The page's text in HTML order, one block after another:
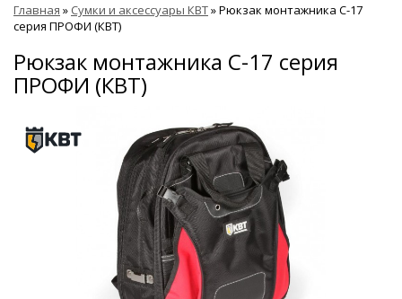
Главная » Сумки и аксессуары КВТ»Рюкзак монтажника С-17
серия ПРОФИ (КВТ)
Рюкзак монтажника С-17 серия
ПРОФИ (КВТ)